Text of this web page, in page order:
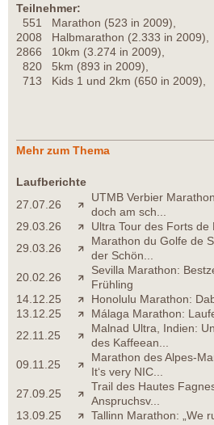
Teilnehmer:
551 Marathon (523 in 2009),
2008 Halbmarathon (2.333 in 2009),
2866 10km (3.274 in 2009),
820 5km (893 in 2009),
713 Kids 1 und 2km (650 in 2009),
Mehr zum Thema
Laufberichte
27.07.26
UTMB Verbier
doch am sch...
29.03.26
Ultra Tour des Forts de
29.03.26
Marathon du Golfe de
der Schön...
20.02.26
Sevilla Marathon:
Frühling
14.12.25
Honolulu Marathon:
13.12.25
Málaga Marathon:
22.11.25
Malnad Ultra, Indien:
des Kaffeean...
09.11.25
Marathon des Alpes-
It‘s very NIC...
27.09.25
Trail des Hautes
Anspruchsv...
13.09.25
Tallinn Marathon: „We